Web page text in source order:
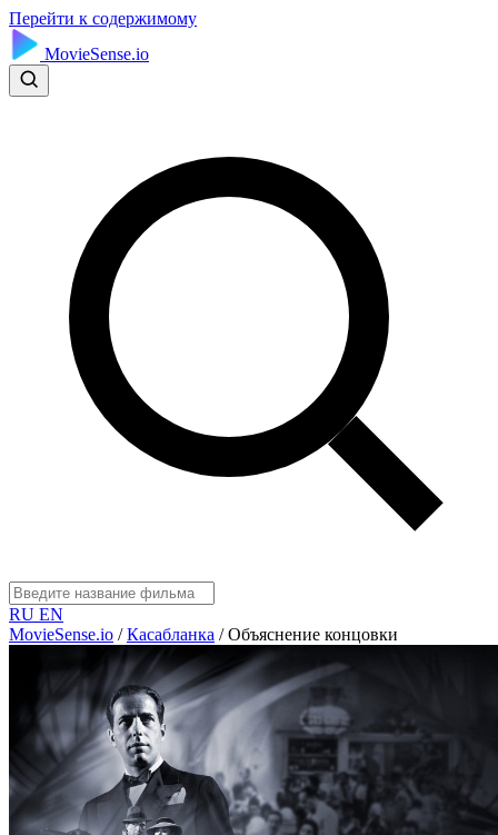
Перейти к содержимому
MovieSense.io
RU EN
MovieSense.io / Касабланка / Объяснение концовки